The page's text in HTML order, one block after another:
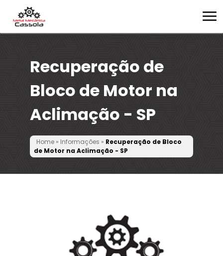
Recuperação de
Bloco de Motor na
Aclimação - SP
Home» Informações » Recuperação de Bloco
de Motor na Aclimação - SP